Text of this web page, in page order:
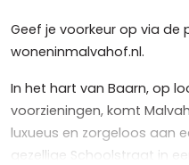
Geef je voorkeur op via de
woneninmalvahof.nl.
In het hart van Baarn, op
voorzieningen, komt
luxueus en zorgeloos aan
gezellige Schoolstraat in